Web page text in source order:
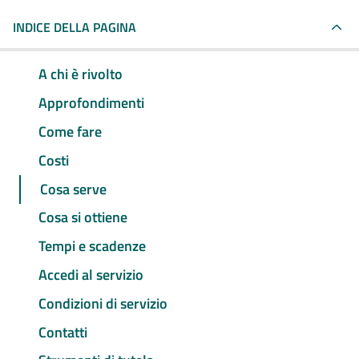
INDICE DELLA PAGINA
A chi è rivolto
Approfondimenti
Come fare
Costi
Cosa serve
Cosa si ottiene
Tempi e scadenze
Accedi al servizio
Condizioni di servizio
Contatti